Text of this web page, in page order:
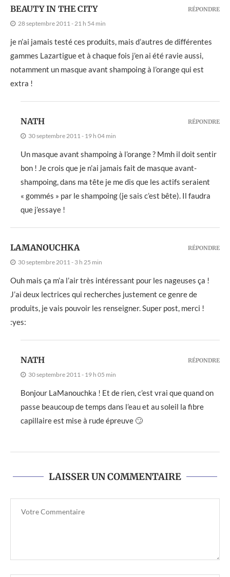
BEAUTY IN THE CITY
28 septembre 2011 - 21 h 54 min
je n’ai jamais testé ces produits, mais d’autres de différentes
gammes Lazartigue et à chaque fois j’en ai été ravie aussi,
notamment un masque avant shampoing à l’orange qui est
extra !
RÉPONDRE
NATH
30 septembre 2011 - 19 h 04 min
Un masque avant shampoing à l’orange ? Mmh il doit sentir
bon ! Je crois que je n’ai jamais fait de masque avant-
shampoing, dans ma tête je me dis que les actifs seraient
« gommés » par le shampoing (je sais c’est bête). Il faudra
que j’essaye !
RÉPONDRE
LAMANOUCHKA
30 septembre 2011 - 3 h 25 min
Ouh mais ça m’a l’air très intéressant pour les nageuses ça !
J’ai deux lectrices qui recherches justement ce genre de
produits, je vais pouvoir les renseigner. Super post, merci !
:yes:
RÉPONDRE
NATH
30 septembre 2011 - 19 h 05 min
Bonjour LaManouchka ! Et de rien, c’est vrai que quand on
passe beaucoup de temps dans l’eau et au soleil la fibre
capillaire est mise à rude épreuve 🙄
RÉPONDRE
LAISSER UN COMMENTAIRE